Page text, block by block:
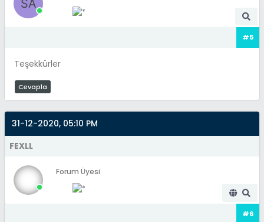
#5
Teşekkürler
Cevapla
31-12-2020, 05:10 PM
FEXLL
Forum Üyesi
#6